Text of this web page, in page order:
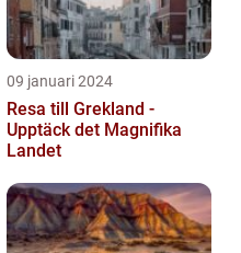
09 januari 2024
Resa till Grekland -
Upptäck det Magnifika
Landet